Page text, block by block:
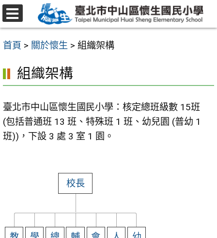
跳
至
要
容
首頁 > 關於懷生 > 組織架構
組織架構
臺北市中山區懷生國民小學：核定總班級數 15班
(包括普通班 13 班、特殊班 1 班、幼兒園 (普幼 1
班))，下設 3 處 3 室 1 園。
校長
選
單